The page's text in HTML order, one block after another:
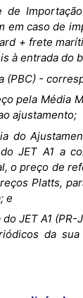
de
em caso de
+ frete
à entrada do
(PBC) -
pela Média
ajustamento;
do
JET A1 a
o preço de
Platts,
e
JET A1
da